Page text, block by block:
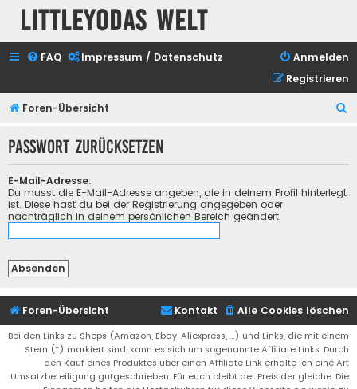
Littleyodas Welt
FAQ Impressum / Datenschutz
Anmelden
Registrieren
Foren-Übersicht
h
Passwort zurücksetzen
E-Mail-Adresse:
Du musst die E-Mail-Adresse angeben, die in deinem Profil hinterlegt
ist. Diese hast du bei der Registrierung angegeben oder
nachträglich in deinem persönlichen Bereich geändert.
Foren-Übersicht Alle Cookies löschen
Kontakt
Bei den Links zu Shops (Amazon, Ebay, Aliexpress, ...) und Links, die mit einem
Stern (*) markiert sind, kann es sich um sogenannte Affiliate Links. Durch
den Kauf eines Produktes über einen Affiliate Link erhälte ich eine Art
Umsatzbeteiligung gutgeschrieben. Für euch bleibt der Preis der gleiche. Die